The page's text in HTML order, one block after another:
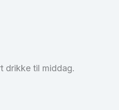
drikke til middag.